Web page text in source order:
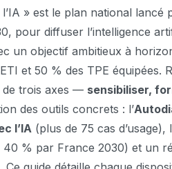
l’IA » est le plan national lancé
pour diffuser l’intelligence
un objectif ambitieux à
et 50 % des TPE équipées.
de trois axes — sensibiliser,
des outils concrets : l’
l’IA (plus de 75 cas d’usage),
40 % par France 2030) et un